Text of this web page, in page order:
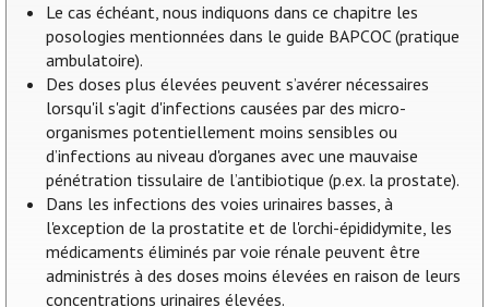
Le cas échéant, nous indiquons dans ce chapitre les
posologies mentionnées dans le guide BAPCOC (pratique
ambulatoire).
Des doses plus élevées peuvent s’avérer nécessaires
lorsqu'il s'agit d'infections causées par des micro-
organismes potentiellement moins sensibles ou
d’infections au niveau d'organes avec une mauvaise
pénétration tissulaire de l’antibiotique (p.ex. la prostate).
Dans les infections des voies urinaires basses, à
l'exception de la prostatite et de l'orchi-épididymite, les
médicaments éliminés par voie rénale peuvent être
administrés à des doses moins élevées en raison de leurs
concentrations urinaires élevées.